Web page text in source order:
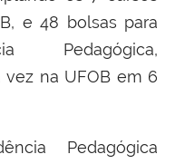
e 48 bolsas para
Pedagógica,
na UFOB em 6
Pedagógica